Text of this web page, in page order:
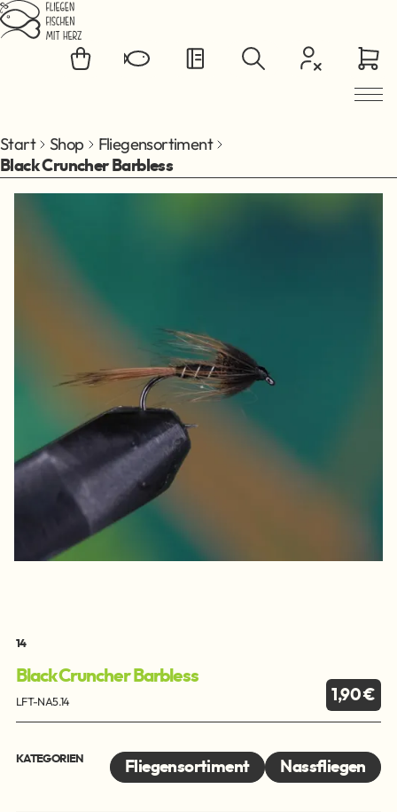
Zum Hauptinhalt springen
Start Shop Fliegensortiment
Black Cruncher Barbless
14
Black Cruncher Barbless
LFT-NA5.14 1,90 €
KATEGORIEN Fliegensortiment Nassfliegen